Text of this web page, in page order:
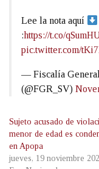
Lee la nota aquí
:https://t.co/
pic.twitter.com/
— Fiscalía
(@FGR_SV)
Sujeto acusado de
menor de edad es
en Apopa
jueves, 19 noviembre